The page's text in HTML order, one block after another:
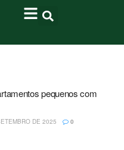
pequenos com
DE 2025 0